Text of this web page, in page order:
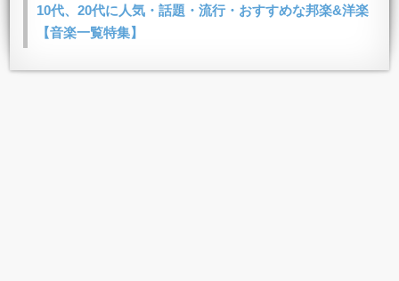
10代、20代に人気・話題・流行・おすすめな邦楽&洋楽
【音楽一覧特集】